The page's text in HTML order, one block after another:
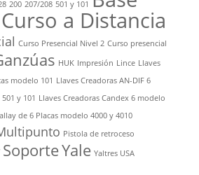
200 207/208 501 y 101
Curso a Distancia
Curso Presencial Nivel 2 Curso presencial
HUK Impresión Lince Llaves
modelo 101 Llaves Creadoras AN-DIF 6
y 101 Llaves Creadoras Candex 6 modelo
de 6 Placas modelo 4000 y 4010
Pistola de retroceso
SoporteYale Yaltres USA